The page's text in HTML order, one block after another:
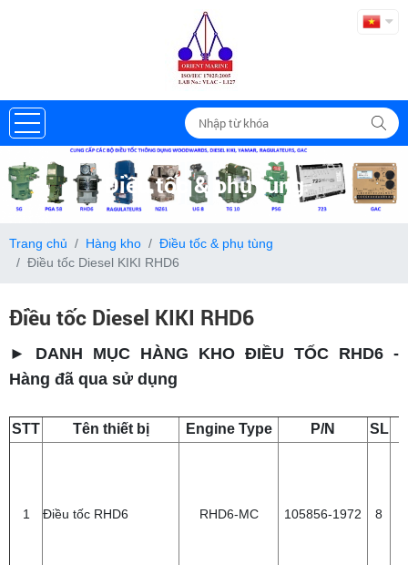
Điều tốc & phụ tùng
Trang chủ Hàng kho
Điều tốc & phụ tùng
Điều tốc Diesel KIKI RHD6
Điều tốc Diesel KIKI RHD6
► DANH MỤC HÀNG KHO ĐIỀU TỐC RHD6 -
Hàng đã qua sử dụng
STT Tên thiết bị Engine Type P/N SL
1 Điều tốc RHD6 RHD6-MC 105856-1972 8